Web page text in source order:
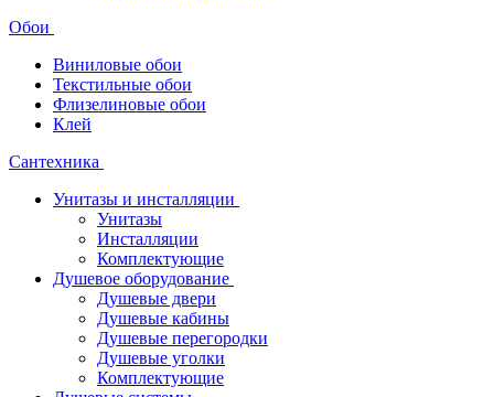
Обои
Виниловые обои
Текстильные обои
Флизелиновые обои
Клей
Сантехника
Унитазы и инсталляции
Унитазы
Инсталляции
Комплектующие
Душевое оборудование
Душевые двери
Душевые кабины
Душевые перегородки
Душевые уголки
Комплектующие